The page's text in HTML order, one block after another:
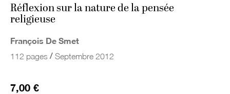
Réflexion sur la nature de la pensée
religieuse
François De Smet
112 pages / Septembre 2012
7,00 €